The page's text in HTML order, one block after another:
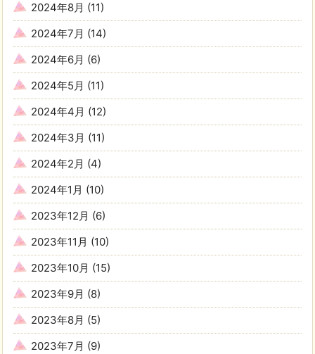
2024年8月 (11)
2024年7月 (14)
2024年6月 (6)
2024年5月 (11)
2024年4月 (12)
2024年3月 (11)
2024年2月 (4)
2024年1月 (10)
2023年12月 (6)
2023年11月 (10)
2023年10月 (15)
2023年9月 (8)
2023年8月 (5)
2023年7月 (9)